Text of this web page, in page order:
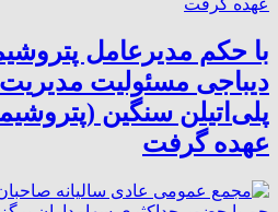
با حکم مدیرعامل
دیباجی مسئولیت
پلی‌اتیلن سنگین
عهده گرفت